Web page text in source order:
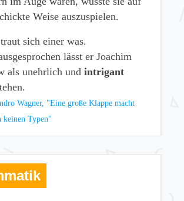
Weise auszuspielen.
sich einer was.
lässt er Joachim
als unehrlich und intrigant
Wagner, "Eine große Klappe macht
keinen Typen"